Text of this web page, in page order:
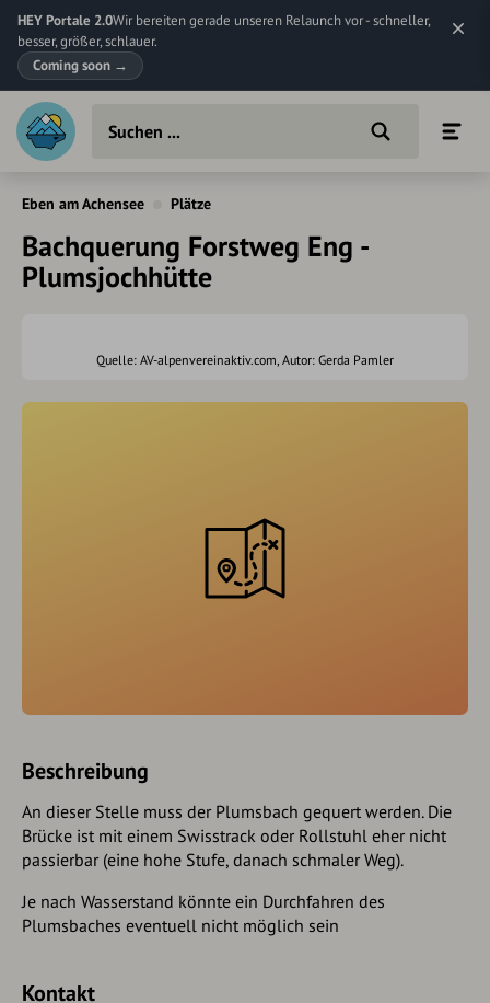
HEY Portale 2.0Wir bereiten gerade unseren Relaunch vor - schneller,
besser, größer, schlauer.
Coming soon →
Eben am Achensee Plätze
Bachquerung Forstweg Eng -
Plumsjochhütte
Quelle: AV-alpenvereinaktiv.com, Autor: Gerda Pamler
Beschreibung
An dieser Stelle muss der Plumsbach gequert werden. Die
Brücke ist mit einem Swisstrack oder Rollstuhl eher nicht
passierbar (eine hohe Stufe, danach schmaler Weg).
Je nach Wasserstand könnte ein Durchfahren des
Plumsbaches eventuell nicht möglich sein
Kontakt